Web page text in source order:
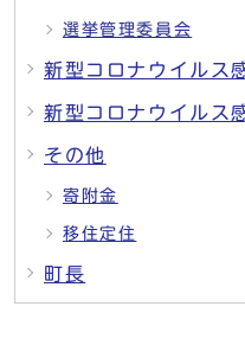
選挙管理委員会
新型コロナウイルス
新型コロナウイルス
その他
寄附金
移住定住
町長